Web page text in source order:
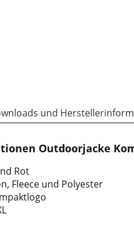
und
Outdoorjacke
Rot
Fleece und Polyester